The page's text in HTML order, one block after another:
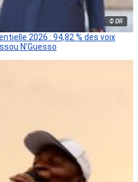
© DR
2026 : 94,82 % des voix
N’Guesso